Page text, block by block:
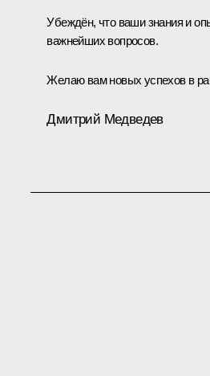
Убеждён, что ваши знания и
важнейших вопросов.
Желаю вам новых успехов в
Дмитрий Медведев